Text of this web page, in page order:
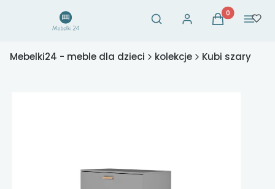
Otwórz wyszukiwarkę
Szukaj Zaloguj sięProdukty w
Koszyk Menu
Mebelki24 - meble dla dzieci kolekcje Kubi szary